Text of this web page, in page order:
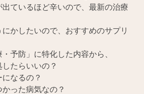
ているほど辛いので、最新の治療
かしたいので、おすすめのサプリ
予防」に特化した内容から、
たらいいの？
なるの？
った病気なの？